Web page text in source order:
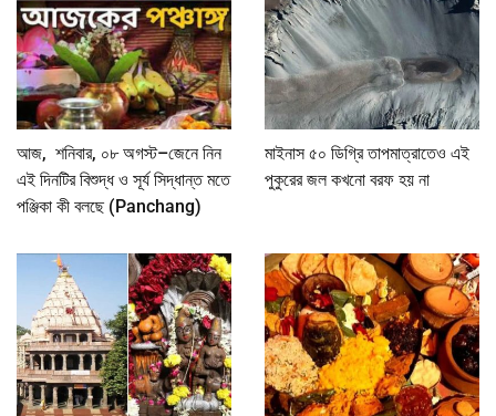
আজ, শনিবার, ০৮ অগস্ট–জেনে নিন
এই দিনটির বিশুদ্ধ ও সূর্য সিদ্ধান্ত মতে
পঞ্জিকা কী বলছে (Panchang)
মাইনাস ৫০ ডিগ্রি তাপমাত্রাতেও এই
পুকুরের জল কখনো বরফ হয় না